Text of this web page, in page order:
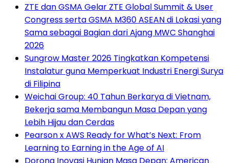
ZTE dan GSMA Gelar ZTE Global Summit & User
Congress serta GSMA M360 ASEAN di Lokasi yang
Sama sebagai Bagian dari Ajang MWC Shanghai
2026
Sungrow Master 2026 Tingkatkan Kompetensi
Instalatur guna Memperkuat Industri Energi Surya
di Filipina
Weichai Group: 40 Tahun Berkarya di Vietnam,
Bekerja sama Membangun Masa Depan yang
Lebih Hijau dan Cerdas
Pearson x AWS Ready for What’s Next: From
Learning to Earning in the Age of AI
Dorong Inovasi Hunian Masa Depan: American